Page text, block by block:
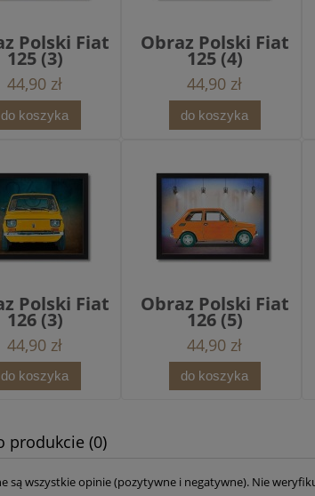
Polski Fiat
125 (3)
44,90 zł
do koszyka
Obraz Polski Fiat
125 (4)
44,90 zł
do koszyka
Polski Fiat
126 (3)
44,90 zł
do koszyka
Obraz Polski Fiat
126 (5)
44,90 zł
do koszyka
produkcie (0)
są wszystkie opinie (pozytywne i negatywne). Nie